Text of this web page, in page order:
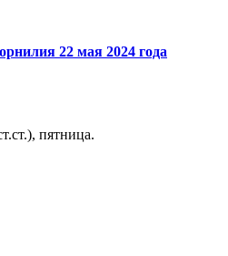
22 мая 2024 года
пятница.